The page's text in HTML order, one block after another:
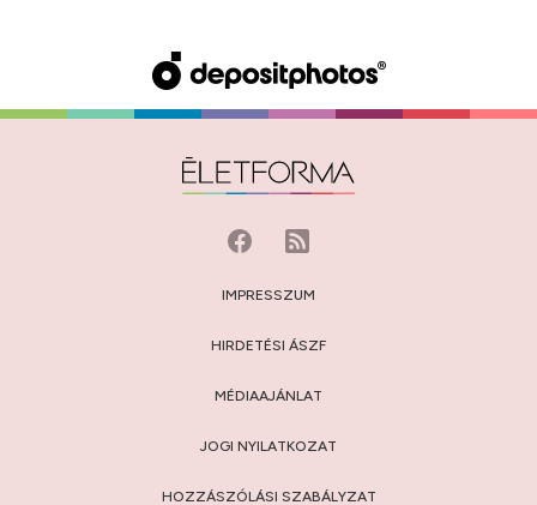
IMPRESSZUM
HIRDETÉSI ÁSZF
MÉDIAAJÁNLAT
JOGI NYILATKOZAT
HOZZÁSZÓLÁSI SZABÁLYZAT